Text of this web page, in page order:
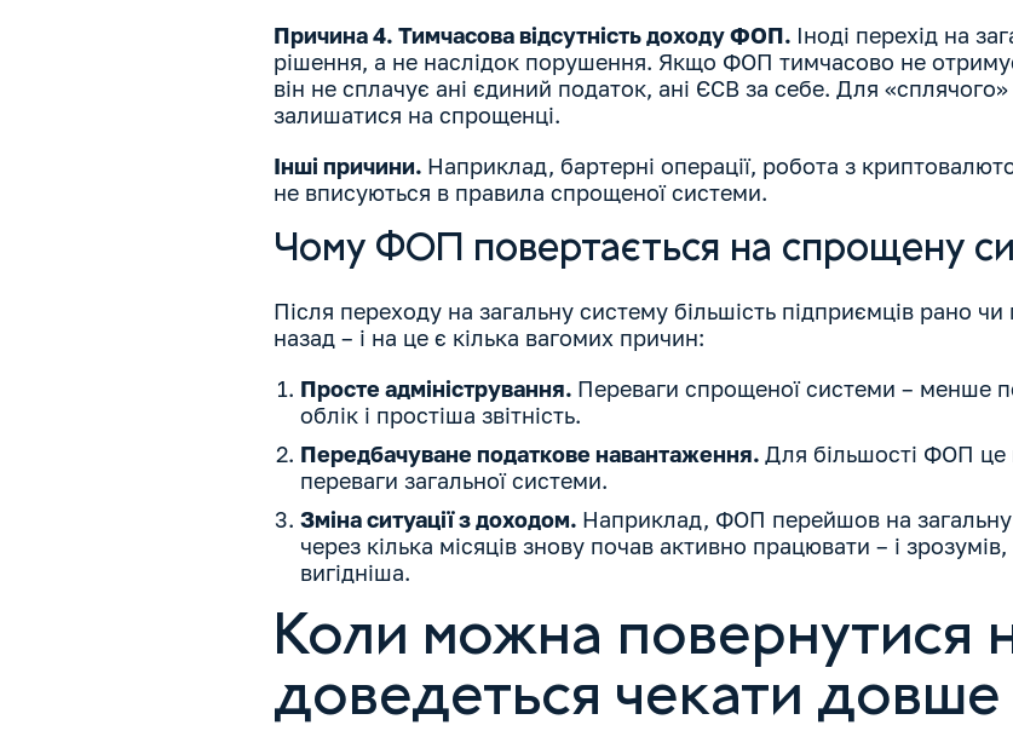
Причина 4. Тимчасова відсутність доходу ФОП. Іноді перехід на
рішення, а не наслідок порушення. Якщо ФОП тимчасово не
він не сплачує ані єдиний податок, ані ЄСВ за себе. Для
залишатися на спрощенці.
Інші причини. Наприклад, бартерні операції, робота з
не вписуються в правила спрощеної системи.
Чому ФОП повертається на спрощену
Після переходу на загальну систему більшість підприємців рано
назад – і на це є кілька вагомих причин:
Просте адміністрування. Переваги спрощеної системи – менше
облік і простіша звітність.
Передбачуване податкове навантаження.Для більшості ФОП це
переваги загальної системи.
Зміна ситуації з доходом. Наприклад, ФОП перейшов на загальну
через кілька місяців знову почав активно працювати – і
вигідніша.
Коли можна повернутися
доведеться чекати довше